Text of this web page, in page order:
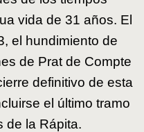
vida de 31 años. El
el hundimiento de
de Prat de Compte
definitivo de esta
el último tramo
de la Rápita.